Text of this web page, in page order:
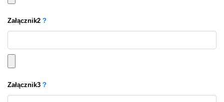
Załącznik2 ?
Załącznik3 ?